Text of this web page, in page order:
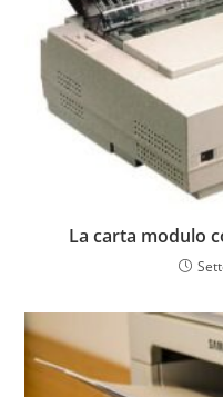
La carta modulo